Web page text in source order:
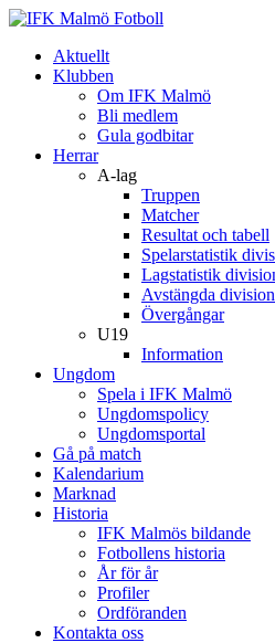
Aktuellt
Klubben
Om IFK Malmö
Bli medlem
Gula godbitar
Herrar
A-lag
Truppen
Matcher
Resultat och tabell
Spelarstatistik
Lagstatistik
Avstängda
Övergångar
U19
Information
Ungdom
Spela i IFK Malmö
Ungdomspolicy
Ungdomsportal
Gå på match
Kalendarium
Marknad
Historia
IFK Malmös bildande
Fotbollens historia
År för år
Profiler
Ordföranden
Kontakta oss